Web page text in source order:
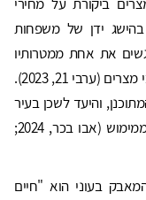
בהישג ידן של משפחות
את אחת ממטרותיו
המוצהרות: אספקת דיור בר השגה לכלל תושבי מצרים (ערבי 21, 2023).
והיעד לשכן בעיר
כמיליון תושבים ב-2026 נראה ב-2024 רחוק ממימוש (אבו בכר, 2024;
בעוני הוא "חיים